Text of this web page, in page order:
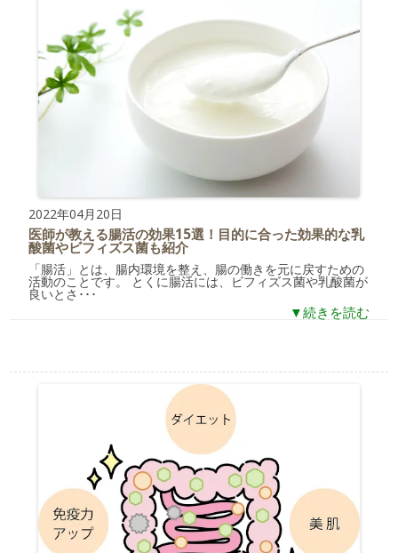
2022年04月20日
医師が教える腸活の効果15選！目的に合った効果的な乳
酸菌やビフィズス菌も紹介
「腸活」とは、腸内環境を整え、腸の働きを元に戻すための
活動のことです。 とくに腸活には、ビフィズス菌や乳酸菌が
良いとさ･･･
▼続きを読む